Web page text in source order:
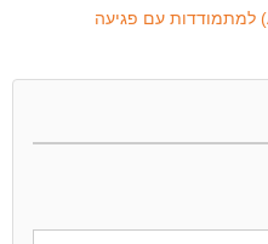
טיפול בקבלה ומחויבות (ACT) למתמודדות עם פגיעה